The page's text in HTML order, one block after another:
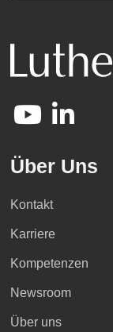
Über Uns
Kontakt
Karriere
Kompetenzen
Newsroom
Über uns